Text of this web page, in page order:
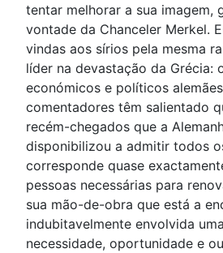
tentar melhorar a sua imagem,
vontade da Chanceler Merkel.
vindas aos sírios pela mesma
líder na devastação da Grécia:
económicos e políticos
comentadores têm salientado
recém-chegados que a
disponibilizou a admitir todos
corresponde quase
pessoas necessárias para
sua mão-de-obra que está a
indubitavelmente envolvida
necessidade, oportunidade e